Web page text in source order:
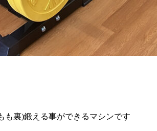
も裏)鍛える事ができるマシンです